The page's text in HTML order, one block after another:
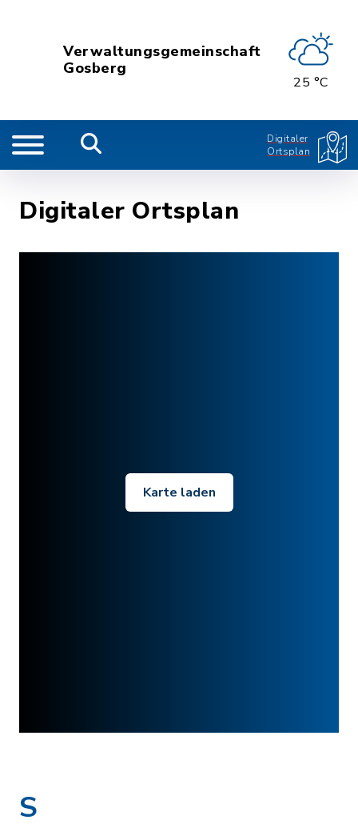
Verwaltungsgemeinschaft
Gosberg
25 °C
Digitaler
Ortsplan
Digitaler Ortsplan
Karte laden
S